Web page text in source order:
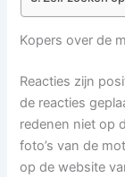
Kopers over de
Reacties zijn
de reacties
redenen niet op
foto’s van de
op de website